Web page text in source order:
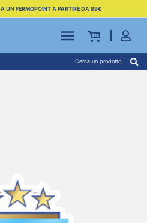
A UN FERMOPOINT A PARTIRE DA 89€
Cerca un prodotto